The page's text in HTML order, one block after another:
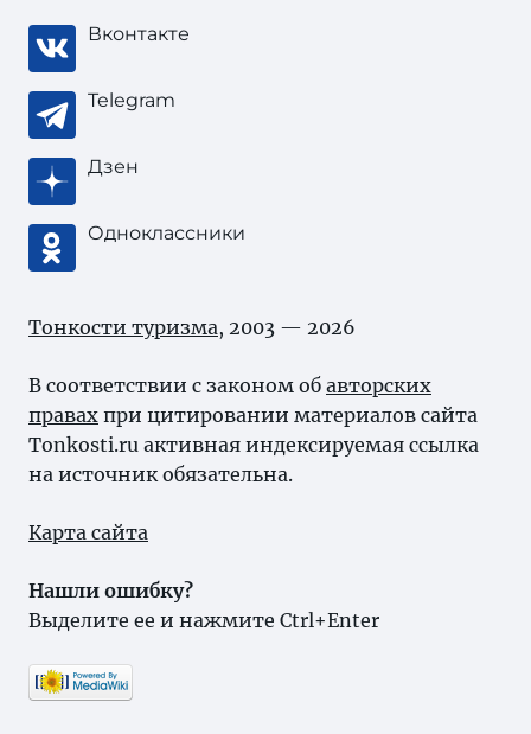
Вконтакте
Telegram
Дзен
Одноклассники
Тонкости туризма, 2003 — 2026
В соответствии с законом об авторских
правах при цитировании материалов сайта
Tonkosti.ru активная индексируемая ссылка
на источник обязательна.
Карта сайта
Нашли ошибку?
Выделите ее и нажмите Ctrl+Enter